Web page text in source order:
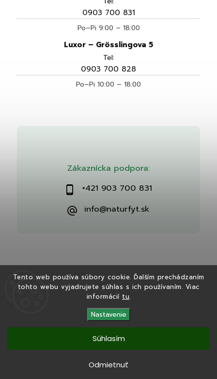
Tento web používa súbory cookie. Ďalším prechádzaním
tohto webu vyjadrujete súhlas s ich používaním. Viac
informácií tu.
Nastavenie
Odmietnuť
Súhlasím
Zákaznícka podpora:
+421 903 700 831
info@naturfyt.sk
0903 700 831
Po–Pi 9:00 – 18:00
Luxor – Grösslingova 5
Tel:
0903 700 828
Po–Pi 10:00 – 18:00
Copyright 2026Naturfyt.sk. Všetky práva vyhradené.
| Design